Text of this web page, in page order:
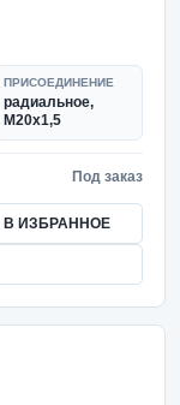
ПРИСОЕДИНЕНИЕ
радиальное,
M20x1,5
Под заказ
В ИЗБРАННОЕ